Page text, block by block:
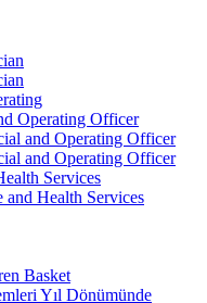
Operating Officer
and Operating Officer
and Operating Officer
Services
Health Services
Basket
Yıl Dönümünde